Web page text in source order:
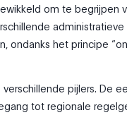
om te begrijpen
administratieve
ondanks het principe
pijlers. De
tot regionale